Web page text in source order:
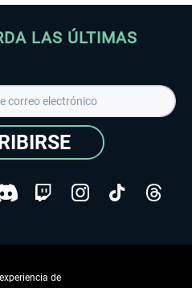
LAS ÚLTIMAS
GmbH - Todos los derechos
de